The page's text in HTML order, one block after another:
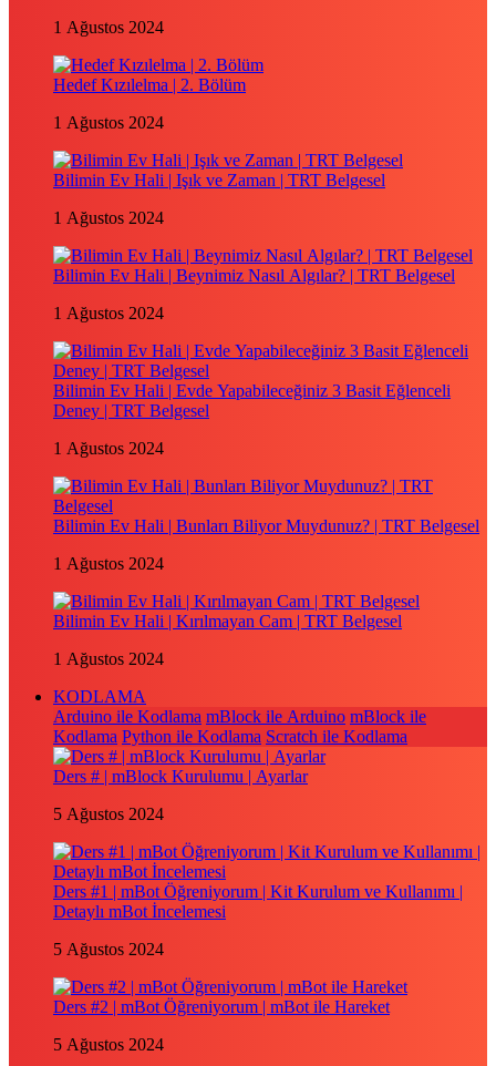
1 Ağustos 2024
Hedef Kızılelma | 2. Bölüm
1 Ağustos 2024
Bilimin Ev Hali | Işık ve Zaman | TRT Belgesel
1 Ağustos 2024
Bilimin Ev Hali | Beynimiz Nasıl Algılar? | TRT Belgesel
1 Ağustos 2024
Bilimin Ev Hali | Evde Yapabileceğiniz 3 Basit Eğlenceli
Deney | TRT Belgesel
1 Ağustos 2024
Bilimin Ev Hali | Bunları Biliyor Muydunuz? | TRT Belgesel
1 Ağustos 2024
Bilimin Ev Hali | Kırılmayan Cam | TRT Belgesel
1 Ağustos 2024
KODLAMA
Arduino ile Kodlama mBlock ile Arduino mBlock ile
Kodlama Python ile Kodlama Scratch ile Kodlama
Ders # | mBlock Kurulumu | Ayarlar
5 Ağustos 2024
Ders #1 | mBot Öğreniyorum | Kit Kurulum ve Kullanımı |
Detaylı mBot İncelemesi
5 Ağustos 2024
Ders #2 | mBot Öğreniyorum | mBot ile Hareket
5 Ağustos 2024